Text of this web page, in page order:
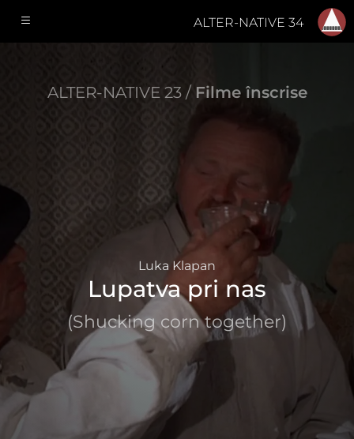
ALTER-NATIVE 34
ALTER-NATIVE 23 / Filme înscrise
Luka Klapan
Lupatva pri nas
(Shucking corn together)